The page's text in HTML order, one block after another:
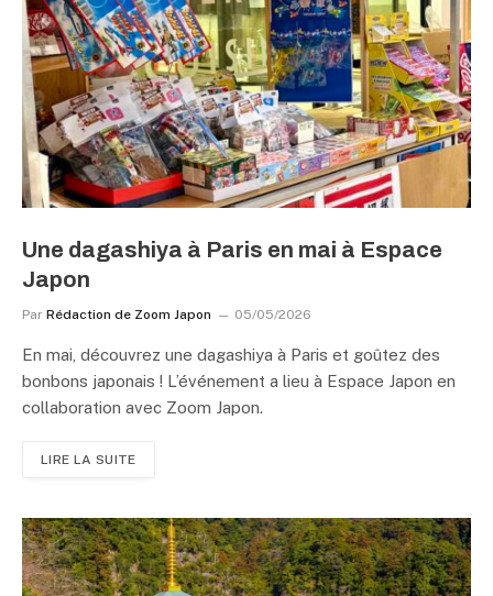
Une dagashiya à Paris en mai à Espace
Japon
Par Rédaction de Zoom Japon 05/05/2026
En mai, découvrez une dagashiya à Paris et goûtez des
bonbons japonais ! L’événement a lieu à Espace Japon en
collaboration avec Zoom Japon.
LIRE LA SUITE